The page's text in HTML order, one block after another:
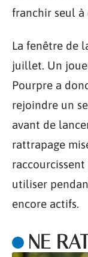
franchir seul à
La fenêtre de
juillet. Un
Pourpre a
rejoindre un
avant de
rattrapage
utiliser
encore actifs.
NE